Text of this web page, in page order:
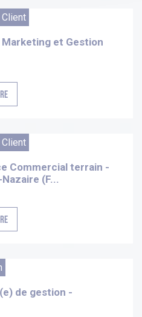
et Gestion
Commercial terrain -
(F...
de gestion -